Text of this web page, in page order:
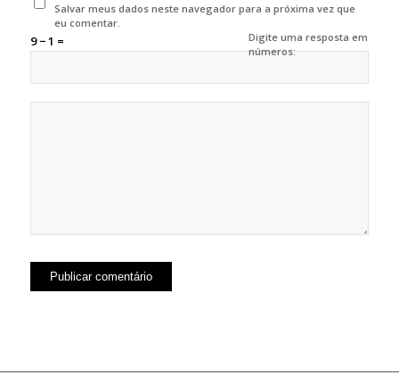
Salvar meus dados neste navegador para a próxima vez que
eu comentar.
Digite uma resposta em
números:
9 − 1 =